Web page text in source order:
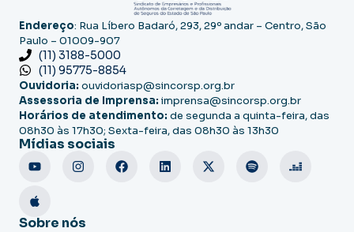
Endereço: Rua Líbero Badaró, 293, 29º andar – Centro, São
Paulo – 01009-907
(11) 3188-5000
(11) 95775-8854
Ouvidoria: ouvidoriasp@sincorsp.org.br
Assessoria de Imprensa: imprensa@sincorsp.org.br
Horários de atendimento: de segunda a quinta-feira, das
08h30 às 17h30; Sexta-feira, das 08h30 às 13h30
Mídias sociais
Sobre nós